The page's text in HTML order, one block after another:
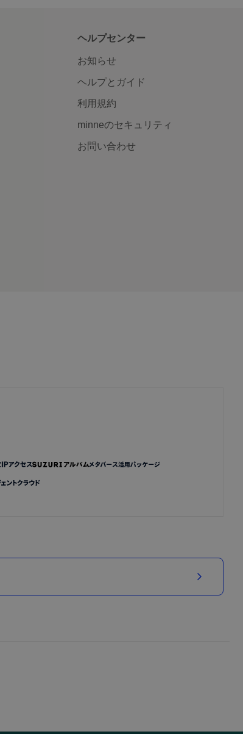
ヘルプセンター
お知らせ
ヘルプとガイド
利用規約
minneのセキュリティ
お問い合わせ